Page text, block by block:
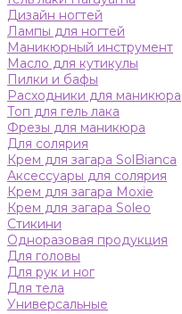
Дизайн ногтей
Лампы для ногтей
Маникюрный инструмент
Масло для кутикулы
Пилки и бафы
Расходники для маникюра
Топ для гель лака
Фрезы для маникюра
Для солярия
Крем для загара SolBianca
Аксессуары для солярия
Крем для загара Moxie
Крем для загара Soleo
Стикини
Одноразовая продукция
Для головы
Для рук и ног
Для тела
Универсальные